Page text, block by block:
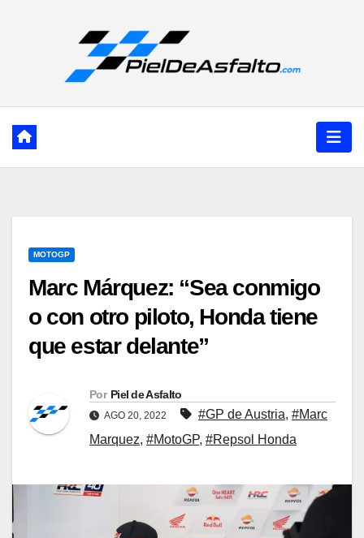
MOTOGP
Marc Márquez: “Sea conmigo
o con otro piloto, Honda tiene
que estar delante”
Por Piel de Asfalto
AGO 20, 2022 #GP de Austria, #Marc
Marquez, #MotoGP, #Repsol Honda